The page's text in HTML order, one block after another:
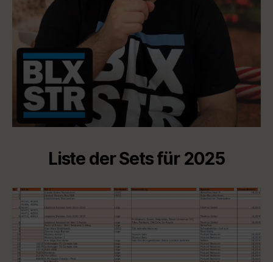
Liste der Sets für 2025